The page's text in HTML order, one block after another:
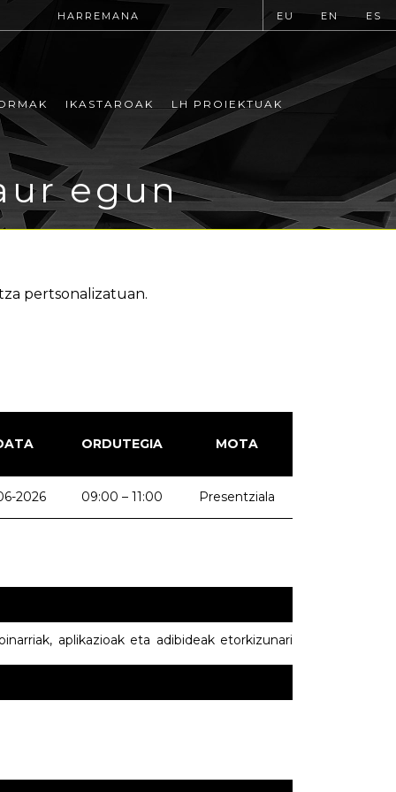
HARREMANA EU EN ES
IKASTAROAK LH PROIEKTUAK
egun
pertsonalizatuan.
ORDUTEGIA MOTA
2026 09:00 – 11:00 Presentziala
aplikazioak eta adibideak etorkizunari